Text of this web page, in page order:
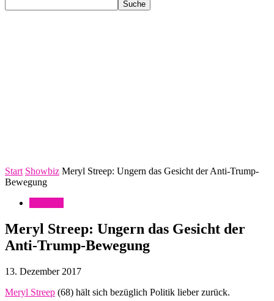
Start Showbiz Meryl Streep: Ungern das Gesicht der Anti-Trump-
Bewegung
Meryl Streep: Ungern das Gesicht der
Anti-Trump-Bewegung
13. Dezember 2017
Meryl Streep (68) hält sich bezüglich Politik lieber zurück.